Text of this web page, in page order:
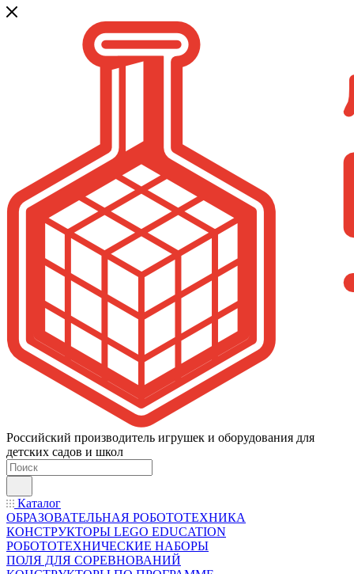
Российский производитель игрушек и оборудования для
детских садов и школ
Каталог
ОБРАЗОВАТЕЛЬНАЯ РОБОТОТЕХНИКА
КОНСТРУКТОРЫ LEGO EDUCATION
РОБОТОТЕХНИЧЕСКИЕ НАБОРЫ
ПОЛЯ ДЛЯ СОРЕВНОВАНИЙ